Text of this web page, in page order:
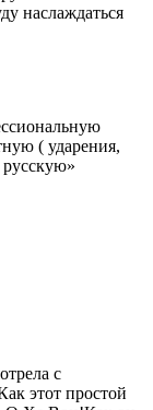
наслаждаться
( ударения,
с
этот простой